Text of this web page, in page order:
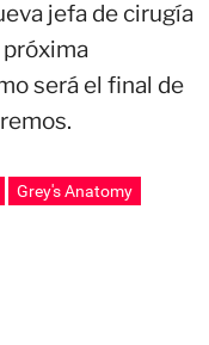
jefa de cirugía
será el final de
Grey's Anatomy